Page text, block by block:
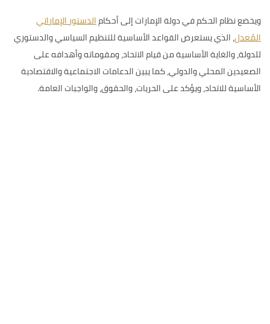
ويخضع نظام الحكم في دولة الإمارات إلى أحكامالدستور الإماراتي
المُعدل، الذي يستعرض القواعد الأساسية للتنظيم السياسي والدستوري
للدولة، والغاية الأساسية من قيام الاتحاد، ومقوماته وأهدافه على
الصعيدين المحلي والدولي، كما يبين الدعامات الاجتماعية والاقتصادية
الأساسية للاتحاد، ويؤكد على الحريات، والحقوق، والواجبات العامة.